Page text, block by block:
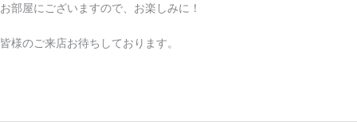
お部屋にございますので、お楽しみに！
皆様のご来店お待ちしております。